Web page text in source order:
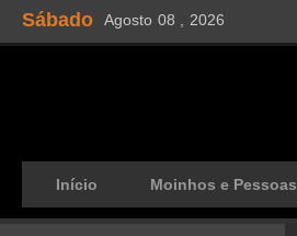
Sábado Agosto 08 , 2026
Início Moinhos e Pessoas